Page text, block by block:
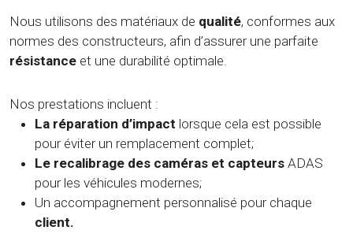
Nous utilisons des matériaux de qualité, conformes aux
normes des constructeurs, afin d’assurer une parfaite
résistance et une durabilité optimale.
Nos prestations incluent :
La réparation d’impact lorsque cela est possible
pour éviter un remplacement complet;
Le recalibrage des caméras et capteurs ADAS
pour les véhicules modernes;
Un accompagnement personnalisé pour chaque
client.